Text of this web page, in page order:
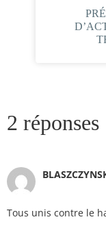
2 réponses
Tous unis contre le